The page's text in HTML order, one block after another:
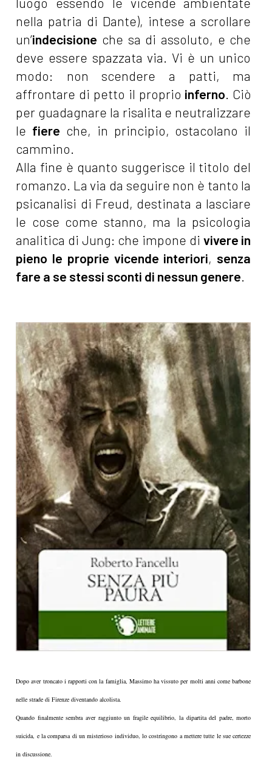
nella patria di Dante), intese a scrollare
un’indecisione che sa di assoluto, e che
deve essere spazzata via. Vi è un unico
modo: non scendere a patti, ma
affrontare di petto il proprio inferno . Ciò
per guadagnare la risalita e neutralizzare
le fiere che, in principio, ostacolano il
cammino.
Alla fine è quanto suggerisce il titolo del
romanzo. La via da seguire non è tanto la
psicanalisi di Freud, destinata a lasciare
le cose come stanno, ma la psicologia
analitica di Jung: che impone di vivere in
pieno le proprie vicende interiori, senza
fare a se stessi sconti di nessun genere
Dopo aver troncato i rapporti con la famiglia, Massimo ha vissuto per molti anni come barbone
nelle strade di Firenze diventando alcolista.
Quando finalmente sembra aver raggiunto un fragile equilibrio, la dipartita del padre, morto
suicida, e la comparsa di un misterioso individuo, lo costringono a mettere tutte le sue certezze
in discussione.